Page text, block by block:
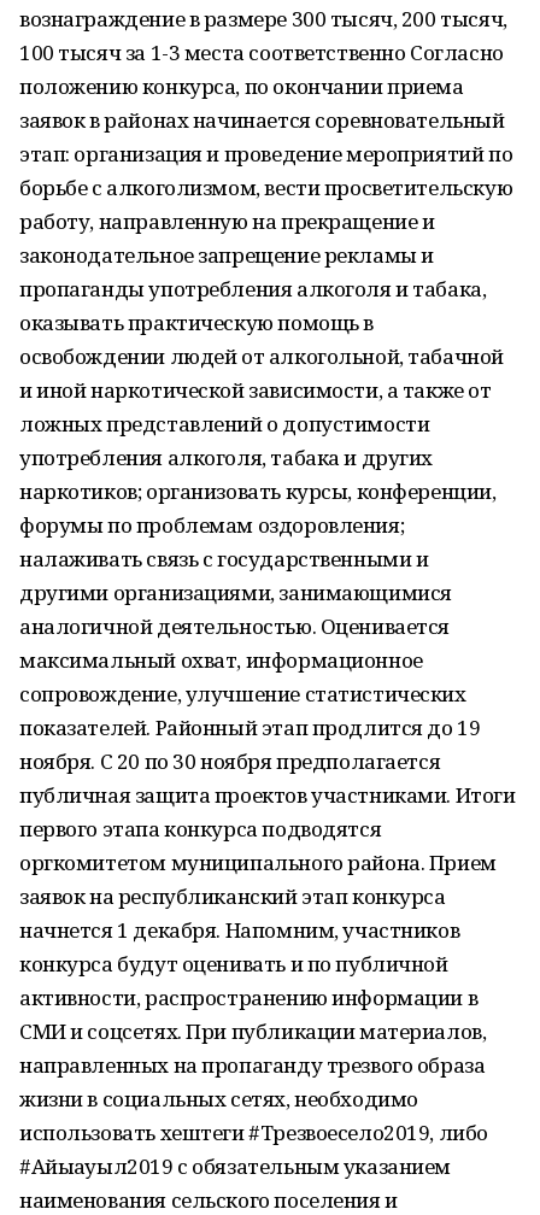
вознаграждение в размере 300 тысяч, 200 тысяч,
100 тысяч за 1-3 места соответственно Согласно
положению конкурса, по окончании приема
заявок в районах начинается соревновательный
этап: организация и проведение мероприятий по
борьбе с алкоголизмом, вести просветительскую
работу, направленную на прекращение и
законодательное запрещение рекламы и
пропаганды употребления алкоголя и табака,
оказывать практическую помощь в
освобождении людей от алкогольной, табачной
и иной наркотической зависимости, а также от
ложных представлений о допустимости
употребления алкоголя, табака и других
наркотиков; организовать курсы, конференции,
форумы по проблемам оздоровления;
налаживать связь с государственными и
другими организациями, занимающимися
аналогичной деятельностью. Оценивается
максимальный охват, информационное
сопровождение, улучшение статистических
показателей. Районный этап продлится до 19
ноября. С 20 по 30 ноября предполагается
публичная защита проектов участниками. Итоги
первого этапа конкурса подводятся
оргкомитетом муниципального района. Прием
заявок на республиканский этап конкурса
начнется 1 декабря. Напомним, участников
конкурса будут оценивать и по публичной
активности, распространению информации в
СМИ и соцсетях. При публикации материалов,
направленных на пропаганду трезвого образа
жизни в социальных сетях, необходимо
использовать хештеги #Трезвоесело2019, либо
#Айыҡауыл2019 с обязательным указанием
наименования сельского поселения и